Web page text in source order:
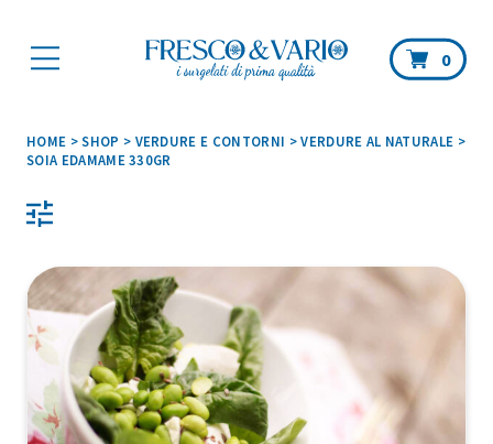
0
HOME >SHOP > VERDURE E CONTORNI >VERDURE AL NATURALE >
SOIA EDAMAME 330GR